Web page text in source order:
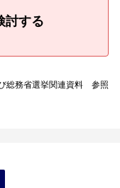
討する
総務省選挙関連資料 参照